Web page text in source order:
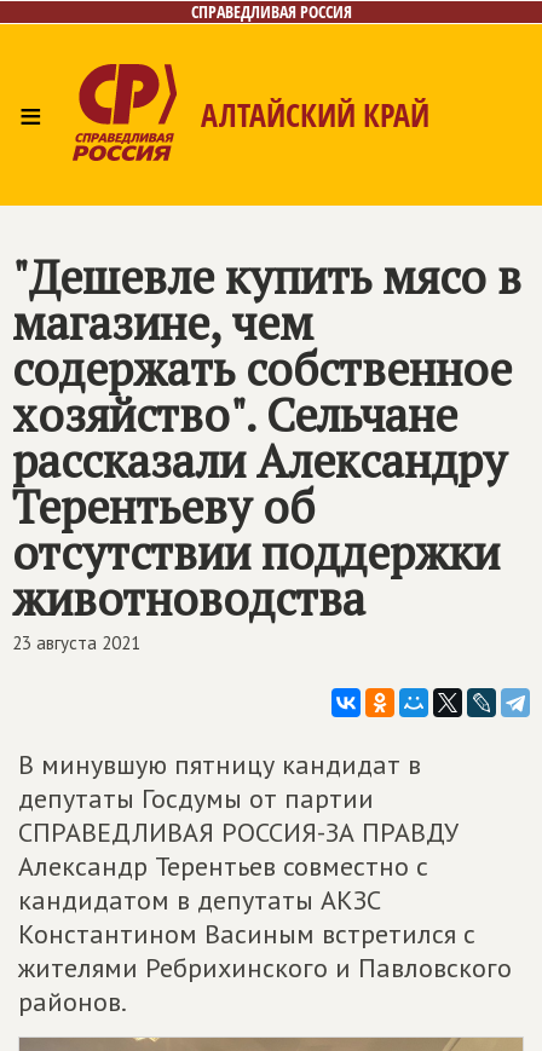
СПРАВЕДЛИВАЯ РОССИЯ
≡ АЛТАЙСКИЙ КРАЙ
"Дешевле купить мясо в
магазине, чем
содержать собственное
хозяйство". Сельчане
рассказали Александру
Терентьеву об
отсутствии поддержки
животноводства
23 августа 2021
В минувшую пятницу кандидат в
депутаты Госдумы от партии
СПРАВЕДЛИВАЯ РОССИЯ-ЗА ПРАВДУ
Александр Терентьев совместно с
кандидатом в депутаты АКЗС
Константином Васиным встретился с
жителями Ребрихинского и Павловского
районов.